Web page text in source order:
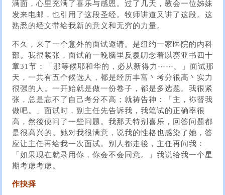
满面，心里充满了喜乐与感恩。过了几天，教会一位姊妹
发来电邮，也引用了这段圣经。牧师讲道又讲了这段。这
熟悉的经文带给我新的意义和无穷的力量。
不久，来了一个意外的面试邀请。是纽约一家医院的内科
部。我很紧张，面试前一晚脑里反覆叨念着以赛亚书四十
章31节：「那等候耶和华的，必从新得力⋯⋯。」面试那
天，一共有五个候选人，都是经历丰富丶考分很高丶实力
很强的人。一开始就是做一份卷子，都是多选题。我很紧
张，总是忘不了自己考分不高；就祷告神：「主，袮替我
做吧。」面试时，副主任先告诉我，我笔试的正确率很
高，然後便问了一些问题。我那天特别喜乐，回答问题都
是很高兴的。她对我很满意，说我的性格也感染了她，答
应让主任再给我一次面试。别人都走後，主任再问我：
「如果现在就录用你，你会不会同意。」我说给我一个星
期考虑考虑。
作抉择